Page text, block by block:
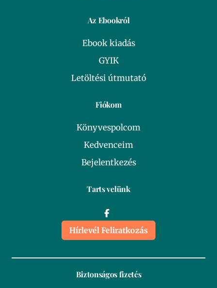
Az Ebookról
Ebook kiadás
GYIK
Letöltési útmutató
Fiókom
Könyvespolcom
Kedvenceim
Bejelentkezés
Tarts velünk
Hírlevél Feliratkozás
Biztonságos fizetés